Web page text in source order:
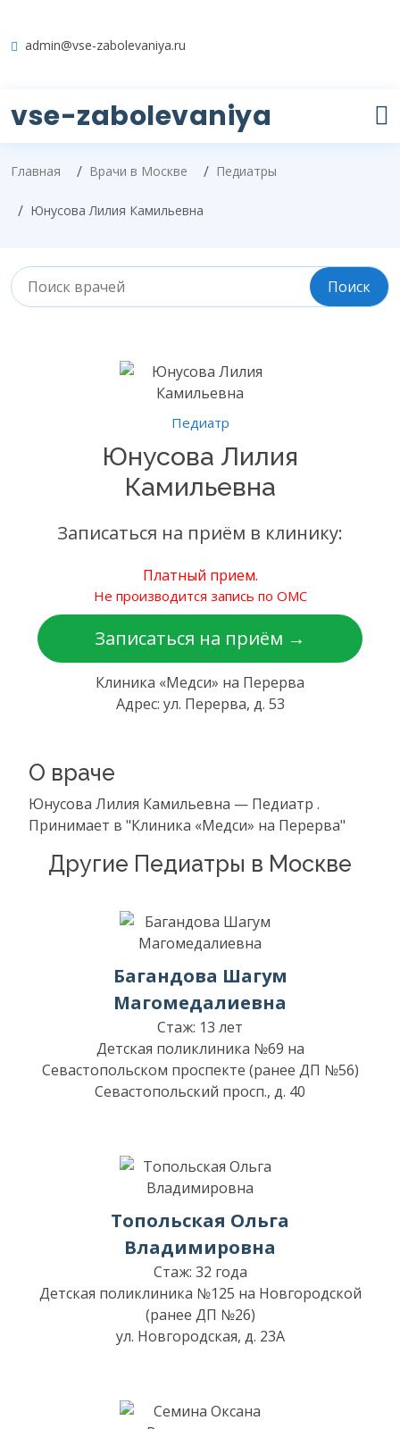
admin@vse-zabolevaniya.ru
vse-zabolevaniya
Главная Врачи в Москве Педиатры
Юнусова Лилия Камильевна
Педиатр
Юнусова Лилия
Камильевна
Записаться на приём в клинику:
Платный прием.
Не производится запись по ОМС
Записаться на приём →
Клиника «Медси» на Перерва
Адрес: ул. Перерва, д. 53
О враче
Юнусова Лилия Камильевна — Педиатр .
Принимает в "Клиника «Медси» на Перерва"
Другие Педиатры в Москве
Багандова Шагум
Магомедалиевна
Стаж: 13 лет
Детская поликлиника №69 на
Севастопольском проспекте (ранее ДП №56)
Севастопольский просп., д. 40
Топольская Ольга
Владимировна
Стаж: 32 года
Детская поликлиника №125 на Новгородской
(ранее ДП №26)
ул. Новгородская, д. 23А